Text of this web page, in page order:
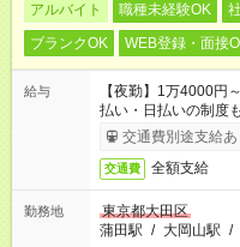
アルバイト 職種未経験OK
ブランクOK
WEB登録・面接
給与
【夜勤】1万4000円
払い・日払いの制度
交通費別途支給あ
交通費 全額支給
勤務地
東京都大田区
蒲田駅 / 大岡山駅 /